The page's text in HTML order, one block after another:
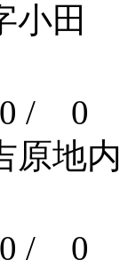
小田
/ 0
原地内
/ 0